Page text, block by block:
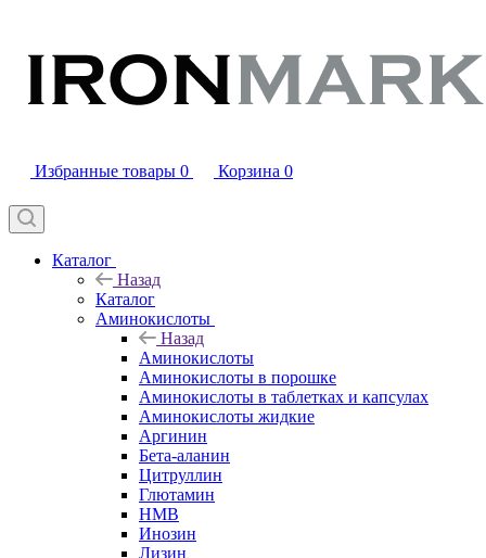
Избранные товары 0 Корзина 0
Каталог
Назад
Каталог
Аминокислоты
Назад
Аминокислоты
Аминокислоты в порошке
Аминокислоты в таблетках и капсулах
Аминокислоты жидкие
Аргинин
Бета-аланин
Цитруллин
Глютамин
HMB
Инозин
Лизин